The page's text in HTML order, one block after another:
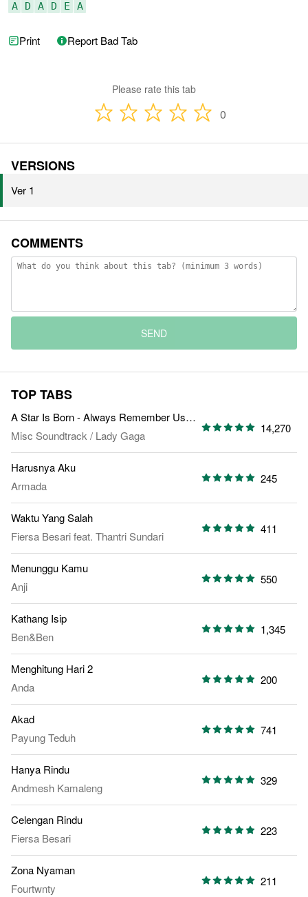
A D A D E A
Print Report Bad Tab
Please rate this tab
0
VERSIONS
Ver 1
COMMENTS
SEND
TOP TABS
A Star Is Born - Always Remember Us This Way
Misc Soundtrack/ Lady Gaga
14,270
Harusnya Aku
Armada
245
Waktu Yang Salah
Fiersa Besarifeat. Thantri Sundari
411
Menunggu Kamu
Anji
550
Kathang Isip
Ben&Ben
1,345
Menghitung Hari 2
Anda
200
Akad
Payung Teduh
741
Hanya Rindu
Andmesh Kamaleng
329
Celengan Rindu
Fiersa Besari
223
Zona Nyaman
Fourtwnty
211